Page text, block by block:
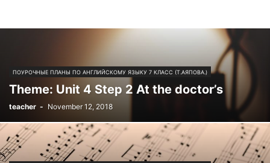
ПОУРОЧНЫЕ ПЛАНЫ ПО АНГЛИЙСКОМУ ЯЗЫКУ 7 КЛАСС (Т.АЯПОВА.)
Тheme: Unit 4 Step 2 At the doctor’s
teacher - November 12, 2018